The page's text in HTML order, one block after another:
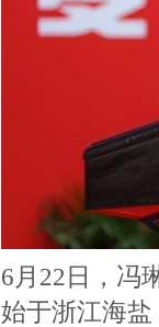
6月22日，冯
始于浙江海